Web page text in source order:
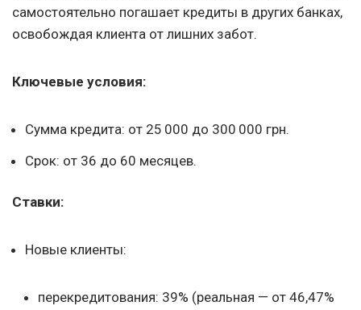
самостоятельно погашает кредиты в других банках,
освобождая клиента от лишних забот.
Ключевые условия:
Сумма кредита: от 25 000 до 300 000 грн.
Срок: от 36 до 60 месяцев.
Ставки:
Новые клиенты:
перекредитования: 39% (реальная — от 46,47%